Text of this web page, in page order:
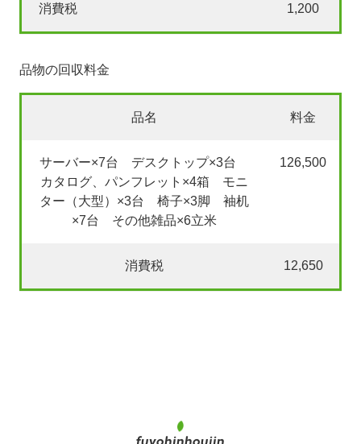
消費税 1,200
品物の回収料金
品名 料金
サーバー×7台 デスクトップ×3台
カタログ、パンフレット×4箱 モニ
ター（大型）×3台 椅子×3脚 袖机
×7台 その他雑品×6立米
126,500
消費税 12,650